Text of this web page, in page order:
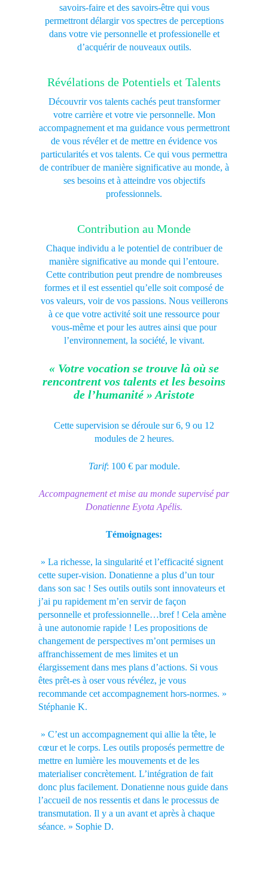
savoirs-faire et des savoirs-être qui vous
permettront délargir vos spectres de perceptions
dans votre vie personnelle et professionelle et
d’acquérir de nouveaux outils.
Révélations de Potentiels et Talents
Découvrir vos talents cachés peut transformer
votre carrière et votre vie personnelle. Mon
accompagnement et ma guidance vous permettront
de vous révéler et de mettre en évidence vos
particularités et vos talents. Ce qui vous permettra
de contribuer de manière significative au monde, à
ses besoins et à atteindre vos objectifs
professionnels.
Contribution au Monde
Chaque individu a le potentiel de contribuer de
manière significative au monde qui l’entoure.
Cette contribution peut prendre de nombreuses
formes et il est essentiel qu’elle soit composé de
vos valeurs, voir de vos passions. Nous veillerons
à ce que votre activité soit une ressource pour
vous-même et pour les autres ainsi que pour
l’environnement, la société, le vivant.
« Votre vocation se trouve là où se
rencontrent vos talents et les besoins
de l’humanité » Aristote
Cette supervision se déroule sur 6, 9 ou 12
modules de 2 heures.
Tarif: 100 € par module.
Accompagnement et mise au monde supervisé par
Donatienne Eyota Apélis.
Témoignages:
» La richesse, la singularité et l’efficacité signent
cette super-vision. Donatienne a plus d’un tour
dans son sac ! Ses outils outils sont innovateurs et
j’ai pu rapidement m’en servir de façon
personnelle et professionnelle…bref ! Cela amène
à une autonomie rapide ! Les propositions de
changement de perspectives m’ont permises un
affranchissement de mes limites et un
élargissement dans mes plans d’actions. Si vous
êtes prêt-es à oser vous révélez, je vous
recommande cet accompagnement hors-normes. »
Stéphanie K.
» C’est un accompagnement qui allie la tête, le
cœur et le corps. Les outils proposés permettre de
mettre en lumière les mouvements et de les
materialiser concrètement. L’intégration de fait
donc plus facilement. Donatienne nous guide dans
l’accueil de nos ressentis et dans le processus de
transmutation. Il y a un avant et après à chaque
séance. » Sophie D.